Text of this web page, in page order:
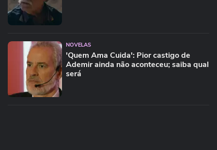
NOVELAS
'Quem Ama Cuida': Pior castigo de
Ademir ainda não aconteceu; saiba qual
será